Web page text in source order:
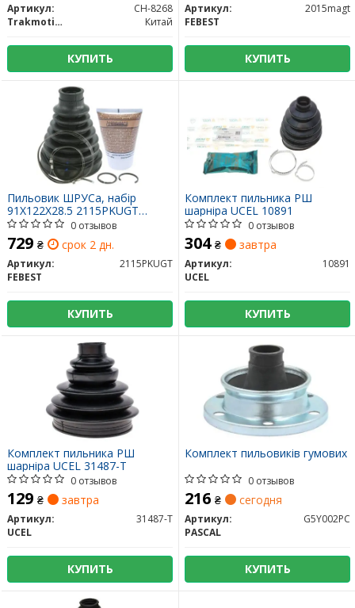
Артикул:
CH-8268
Trakmotive/Surtrack
Китай
КУПИТЬ
Артикул:
2015magt
FEBEST
КУПИТЬ
Пильовик ШРУСа, набір
91X122X28.5 2115PKUGT
FEBEST
0 отзывов
729 ₴ срок 2 дн.
Артикул:
2115PKUGT
FEBEST
КУПИТЬ
Комплект пильника РШ
шарніра UCEL 10891
0 отзывов
304 ₴ завтра
Артикул:
10891
UCEL
КУПИТЬ
Комплект пильника РШ
шарніра UCEL 31487-T
0 отзывов
129 ₴ завтра
Артикул:
31487-T
UCEL
КУПИТЬ
Комплект пильовиків гумових
0 отзывов
216 ₴ сегодня
Артикул:
G5Y002PC
PASCAL
КУПИТЬ